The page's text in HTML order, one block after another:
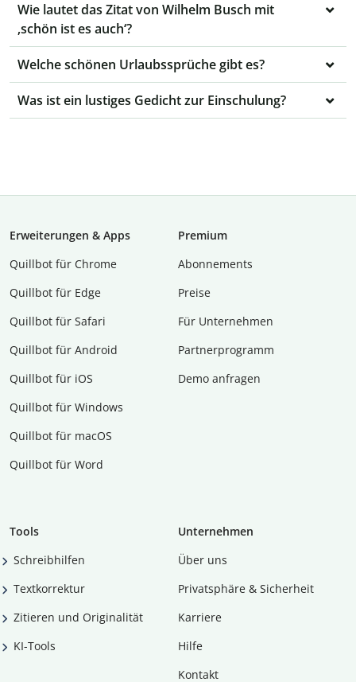
Wie lautet das Zitat von Wilhelm Busch mit
‚schön ist es auch‘?
Welche schönen Urlaubssprüche gibt es?
Was ist ein lustiges Gedicht zur Einschulung?
Erweiterungen & Apps
Quillbot für Chrome
Quillbot für Edge
Quillbot für Safari
Quillbot für Android
Quillbot für iOS
Quillbot für Windows
Quillbot für macOS
Quillbot für Word
Premium
Abon­ne­ments
Preise
Für Unternehmen
Partnerprogramm
Demo anfragen
Tools
Schreibhilfen
Textkorrektur
Zitieren und Originalität
KI-Tools
Unternehmen
Über uns
Privatsphäre & Sicherheit
Karriere
Hilfe
Kontakt